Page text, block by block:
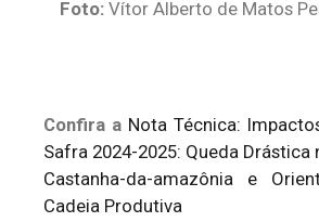
Foto: Vítor Alberto de Matos
Confira a Nota Técnica:
Safra 2024-2025: Queda Drástica
Castanha-da-amazônia e
Cadeia Produtiva